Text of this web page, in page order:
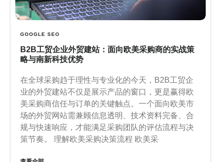
GOOGLE SEO
B2B工贸企业外贸建站：面向欧美采购商的实战策
略与南新科技优势
在全球采购趋于理性与专业化的今天，B2B工贸企
业的外贸建站不仅是展示产品的窗口，更是赢得欧
美采购商信任与订单的关键触点。一个面向欧美市
场的外贸网站需兼顾信息透明、技术资料完备、合
规与快速响应，才能满足采购团队的评估流程与决
策节奏。 理解欧美采购决策流程 欧美采